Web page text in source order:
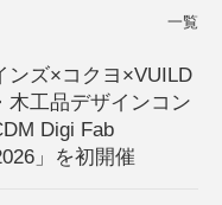
一覧
ンズ×コクヨ×VUILD
木工品デザインコン
Digi Fab
」を初開催